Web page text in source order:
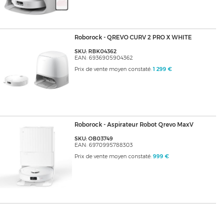
Roborock - QREVO CURV 2 PRO X WHITE
SKU: RBK04362
EAN: 6936905904362
Prix de vente moyen constaté: 1 299 €
Roborock - Aspirateur Robot Qrevo MaxV
SKU: OB03749
EAN: 6970995788303
Prix de vente moyen constaté: 999 €